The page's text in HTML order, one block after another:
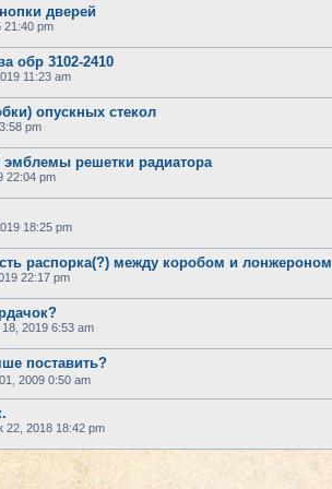
дверей
21:40 pm
обр 3102-2410
11:23 am
опускных стекол
pm
эмблемы решетки радиатора
22:04 pm
18:25 pm
распорка(?) между коробом и лонжероном
22:17 pm
2019 6:53 am
поставить?
2009 0:50 am
22, 2018 18:42 pm